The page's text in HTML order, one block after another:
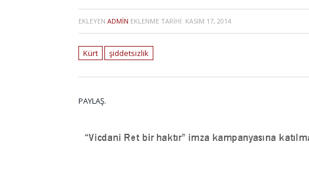
EKLEYEN ADMIN EKLENME TARIHI: KASIM 17, 2014
Kürt şiddetsizlik
PAYLAŞ.